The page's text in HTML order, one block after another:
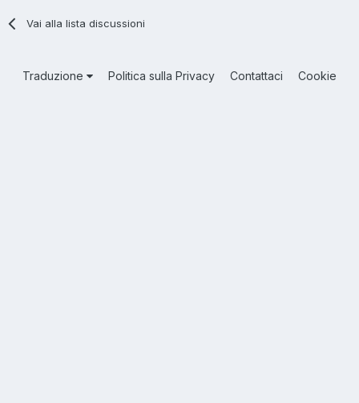
Vai alla lista discussioni
Traduzione Politica sulla Privacy Contattaci Cookie